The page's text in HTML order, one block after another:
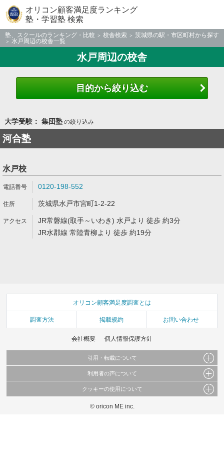
オリコン顧客満足度ランキング
塾・学習塾 検索
塾、スクールのランキング・比較 校舎検索
茨城県の駅・市区町村から探す
水戸周辺の校舎一覧
水戸周辺の校舎
目的から絞り込む
大学受験： 集団塾の絞り込み
河合塾
水戸校
0120-198-552
茨城県水戸市宮町1-2-22
JR常磐線(取手～いわき) 水戸より 徒歩 約3分
JR水郡線 常陸青柳より 徒歩 約19分
オリコン顧客満足度調査とは
調査方法 掲載規約 お問い合わせ
会社概要 個人情報保護方針
引用・転載について
当サイトで公開されている情報（文字、写真、イラスト、画像データ等）及びこれらの配
これらの情報を権利者の許可なく無断転載・複製などの二次利用を行うことは固く禁じて
利用者の声について
当サイトに掲載している内容はすべてサービスの利用者が提出された見解・感想です。
弊社の見解・ 意見ではないことをご理解いただいた上でご覧ください。
クッキーの使用について
このサイトでは Cookie を使用して、ユーザーに合わせたコンテンツや広告の表示、ソー
© oricon ME inc.